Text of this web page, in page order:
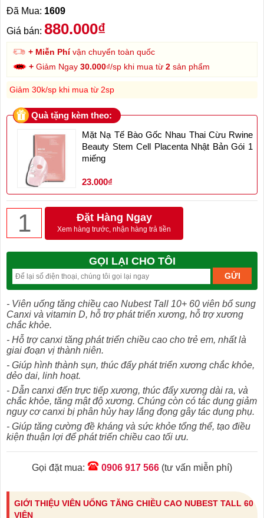
Đã Mua: 1609
Giá bán: 880.000₫
+ Miễn Phívận chuyển toàn quốc
+ Giảm Ngay30.000₫/sp khi mua từ2 sản phẩm
Giảm 30k/sp khi mua từ 2sp
Quà tặng kèm theo:
Mặt Nạ Tế Bào Gốc Nhau Thai Cừu Rwine
Beauty Stem Cell Placenta Nhật Bản Gói 1
miếng
23.000₫
Đặt Hàng Ngay
Xem hàng trước, nhận hàng trả tiền
GỌI LẠI CHO TÔI
- Viên uống tăng chiều cao Nubest Tall 10+ 60 viên bổ sung
Canxi và vitamin D, hỗ trợ phát triển xương, hỗ trợ xương
chắc khỏe.
- Hỗ trợ canxi tăng phát triển chiều cao cho trẻ em, nhất là
giai đoạn vị thành niên.
- Giúp hình thành sụn, thúc đẩy phát triển xương chắc khỏe,
dẻo dai, linh hoạt.
- Dẫn canxi đến trực tiếp xương, thúc đẩy xương dài ra, và
chắc khỏe, tăng mật độ xương. Chúng còn có tác dụng giảm
nguy cơ canxi bị phân hủy hay lắng đọng gây tác dụng phụ.
- Giúp tăng cường đề kháng và sức khỏe tổng thể, tạo điều
kiện thuận lợi để phát triển chiều cao tối ưu.
Gọi đặt mua: 0906 917 566 (tư vấn miễn phí)
GIỚI THIỆU VIÊN UỐNG TĂNG CHIỀU CAO NUBEST TALL 60
VIÊN